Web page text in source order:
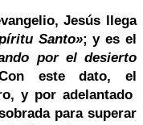
Jesús llega
Santo»; y es el
por el desierto
este dato, el
y por adelantado
para superar